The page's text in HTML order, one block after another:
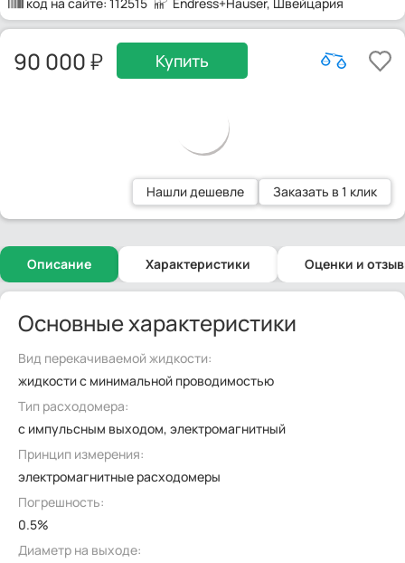
90 000 Купить
Нашли дешевле Заказать в 1 клик
Описание Характеристики Оценки и
Основные характеристики
Вид перекачиваемой жидкости:
жидкости с минимальной проводимостью
Тип расходомера:
с импульсным выходом, электромагнитный
Принцип измерения:
электромагнитные расходомеры
Погрешность:
0.5%
Диаметр на выходе: